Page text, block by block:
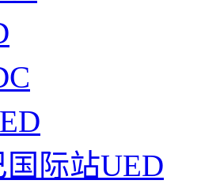
际站UED